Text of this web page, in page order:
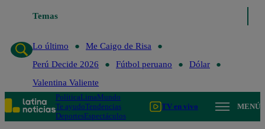
Temas
de Risa Perú Decide 2026
Lo último
Me Caigo de Risa
Perú Decide 2026
Fútbol peruano
Dólar
Valentina Valiente
PolíticaLimaMundo
Te ayudoTendencias
DeportesEspectáculos
TV en vivo MENÚ